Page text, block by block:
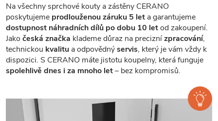
Na všechny sprchové kouty a zástěny CERANO
poskytujeme prodlouženou záruku 5 let a garantujeme
dostupnost náhradních dílů po dobu 10 letod zakoupení.
Jako česká značka klademe důraz na preciznízpracování,
technickou kvalitu a odpovědnýservis, který je vám vždy k
dispozici. S CERANO máte jistotu koupelny, která funguje
spolehlivě dnes i za mnoho let– bez kompromisů.